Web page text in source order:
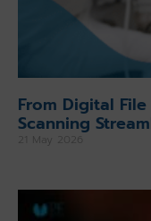
From Digital
Scanning
21 May 2026